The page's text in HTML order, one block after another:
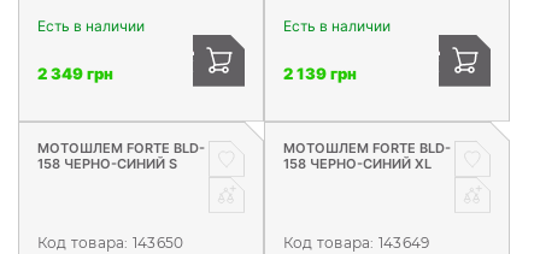
Есть в наличии
2 349 грн
Есть в наличии
2 139 грн
МОТОШЛЕМ FORTE BLD-
158 ЧЕРНО-СИНИЙ S
Код товара: 143650
МОТОШЛЕМ FORTE BLD-
158 ЧЕРНО-СИНИЙ XL
Код товара: 143649